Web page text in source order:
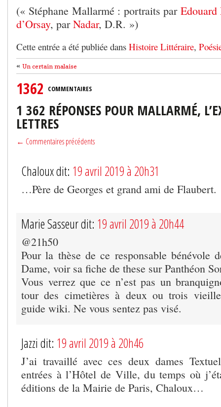
(« Stéphane Mallarmé : portraits par
d’Orsay, parNadar, D.R. »)
Cette entrée a été publiée dans Histoire Littéraire,
« Un certain malaise
1362 COMMENTAIRES
1 362 RÉPONSES POUR MALLARMÉ,
LETTRES
← Commentaires précédents
Chaloux dit: 19 avril 2019 à 20h31
…Père de Georges et grand ami de Flaubert.
Marie Sasseur dit: 19 avril 2019 à 20h44
@21h50
Pour la thèse de ce responsable bénévole
Dame, voir sa fiche de these sur Panthéon
Vous verrez que ce n’est pas un
tour des cimetières à deux ou trois
guide wiki. Ne vous sentez pas visé.
Jazzi dit: 19 avril 2019 à 20h46
J’ai travaillé avec ces deux dames
entrées à l’Hôtel de Ville, du temps où
éditions de la Mairie de Paris, Chaloux…